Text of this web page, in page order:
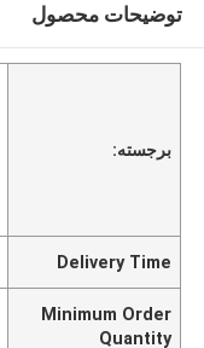
توضیحات محصول
برجسته:
Delivery Time
Minimum Order
Quantity